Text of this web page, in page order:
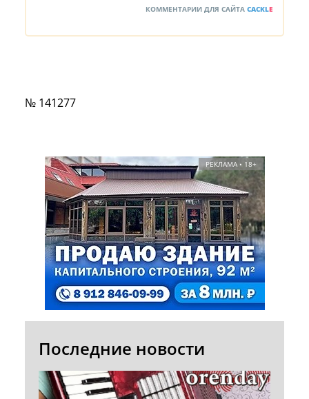
КОММЕНТАРИИ ДЛЯ САЙТА CACKLE
№ 141277
РЕКЛАМА • 18+
Последние новости